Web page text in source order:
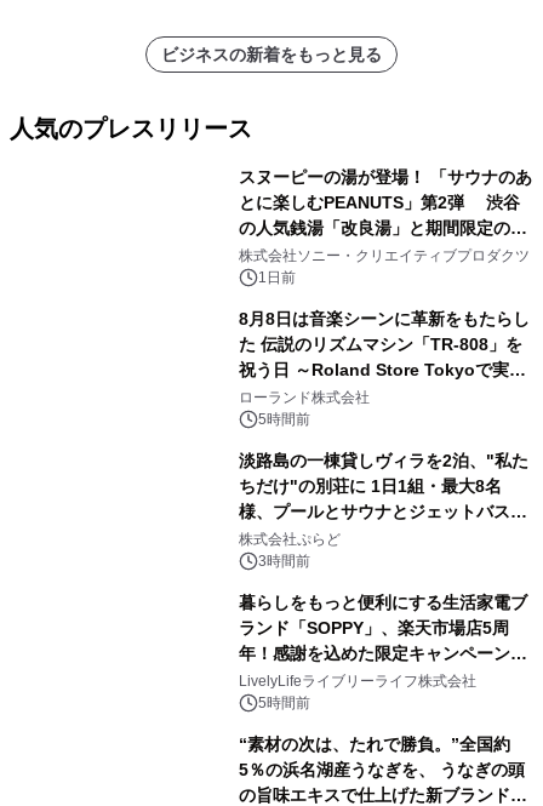
ビジネスの新着をもっと見る
人気のプレスリリース
スヌーピーの湯が登場！ 「サウナのあ
とに楽しむPEANUTS」第2弾 渋谷
の人気銭湯「改良湯」と期間限定のコ
ラボレーション サウナイキタイコラ
ボグッズも発売決定！
株式会社ソニー・クリエイティブプロダクツ
1日前
8月8日は音楽シーンに革新をもたらし
た 伝説のリズムマシン「TR-808」を
祝う日 ～Roland Store Tokyoで実機
を展示しての 記念キャンペーンを開
催 英国ラジオ「NTS」の 特別プログ
アーティストを フィーチャーしたアニ
メーションを公開～
ローランド株式会社
5時間前
淡路島の一棟貸しヴィラを2泊、"私た
ちだけ"の別荘に 1日1組・最大8名
様、プールとサウナとジェットバス付
きで Villa Mon Temps AWAJIの連泊
素泊りプラン
株式会社ぷらど
3時間前
暮らしをもっと便利にする生活家電ブ
ランド「SOPPY」、楽天市場店5周
年！感謝を込めた限定キャンペーンを
8月10日より開催
LivelyLifeライブリーライフ株式会社
5時間前
“素材の次は、たれで勝負。”全国約
5％の浜名湖産うなぎを、 うなぎの頭
の旨味エキスで仕上げた新ブランド